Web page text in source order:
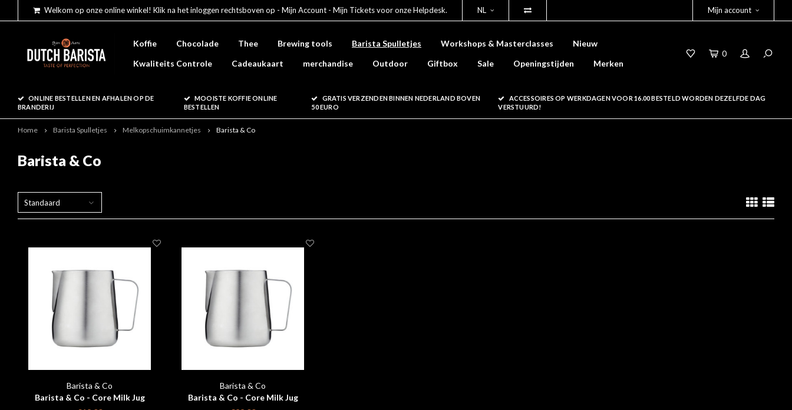
Welkom op onze online winkel! Klik na het inloggen rechtsboven op - Mijn Account - Mijn Tickets voor onze Helpdesk. NL Mijn account
Koffie Chocolade Thee Brewing tools Barista Spulletjes Workshops & Masterclasses
Nieuw
Kwaliteits Controle
Cadeaukaart merchandise Outdoor Giftbox Sale Openingstijden Merken
0
ONLINE BESTELLEN EN AFHALEN OP DE
BRANDERIJ
MOOISTE KOFFIE ONLINE
BESTELLEN
GRATIS VERZENDEN BINNEN NEDERLAND BOVEN
50 EURO
ACCESSOIRES OP WERKDAGEN VOOR 16.00 BESTELD WORDEN DEZELFDE DAG
VERSTUURD!
Home Barista Spulletjes Melkopschuimkannetjes Barista & Co
Barista & Co
Standaard
Barista & Co
Barista & Co - Core Milk Jug
Barista & Co
Barista & Co - Core Milk Jug